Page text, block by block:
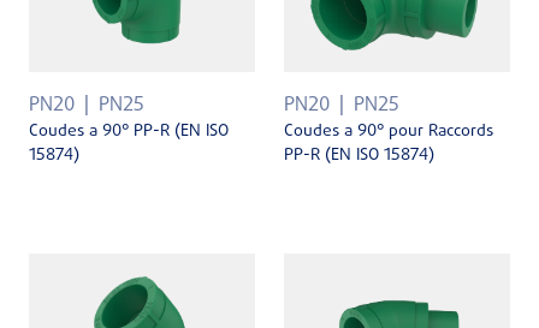
PN20 PN25
Coudes a 90° PP-R (EN ISO
15874)
PN20 PN25
Coudes a 90° pour Raccords
PP-R (EN ISO 15874)